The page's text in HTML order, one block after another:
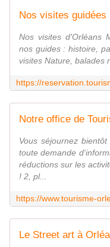
Nos visites guidées
Nos visites d'Orléans
nos guides : histoire,
visites Nature, balades
Notre office de
Vous séjournez
toute demande
réductions sur les
! 2, pl...